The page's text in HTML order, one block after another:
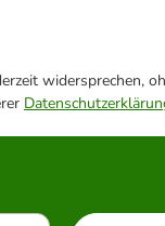
widersprechen,